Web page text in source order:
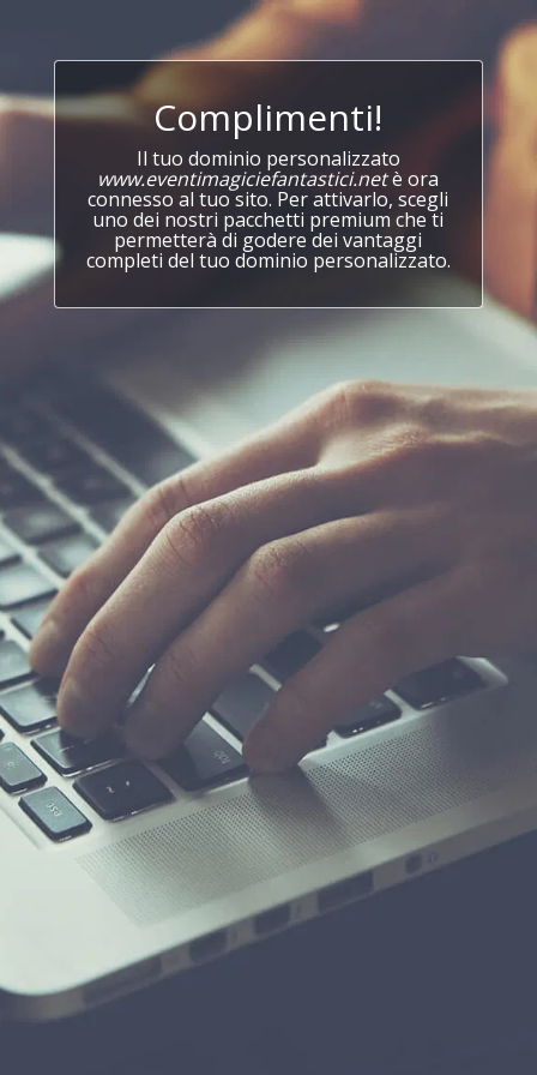
Complimenti!
Il tuo dominio personalizzato
www.eventimagiciefantastici.netè ora
connesso al tuo sito. Per attivarlo, scegli
uno dei nostri pacchetti premium che ti
permetterà di godere dei vantaggi
completi del tuo dominio personalizzato.